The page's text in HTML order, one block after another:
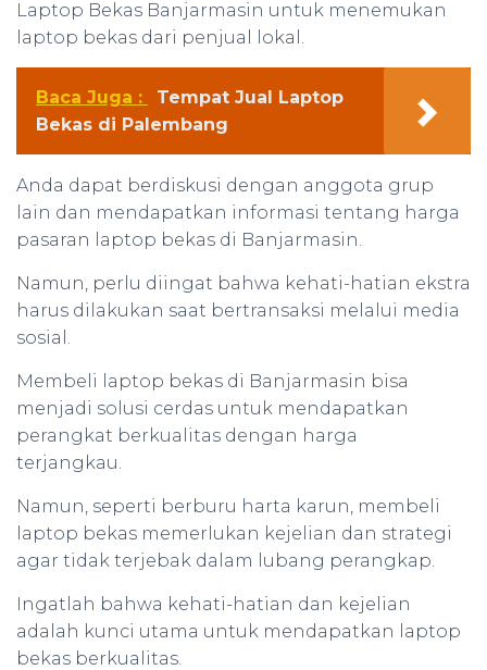
Laptop Bekas Banjarmasin untuk menemukan
laptop bekas dari penjual lokal.
Baca Juga :
Tempat Jual Laptop
Bekas di Palembang
Anda dapat berdiskusi dengan anggota grup
lain dan mendapatkan informasi tentang harga
pasaran laptop bekas di Banjarmasin.
Namun, perlu diingat bahwa kehati-hatian ekstra
harus dilakukan saat bertransaksi melalui media
sosial.
Membeli laptop bekas di Banjarmasin bisa
menjadi solusi cerdas untuk mendapatkan
perangkat berkualitas dengan harga
terjangkau.
Namun, seperti berburu harta karun, membeli
laptop bekas memerlukan kejelian dan strategi
agar tidak terjebak dalam lubang perangkap.
Ingatlah bahwa kehati-hatian dan kejelian
adalah kunci utama untuk mendapatkan laptop
bekas berkualitas.